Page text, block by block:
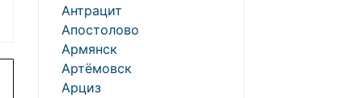
Антрацит
Апостолово
Армянск
Артёмовск
Арциз